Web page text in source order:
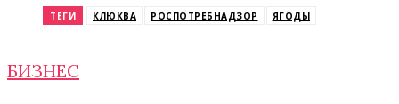
ТЕГИ КЛЮКВА РОСПОТРЕБНАДЗОР ЯГОДЫ
БИЗНЕС